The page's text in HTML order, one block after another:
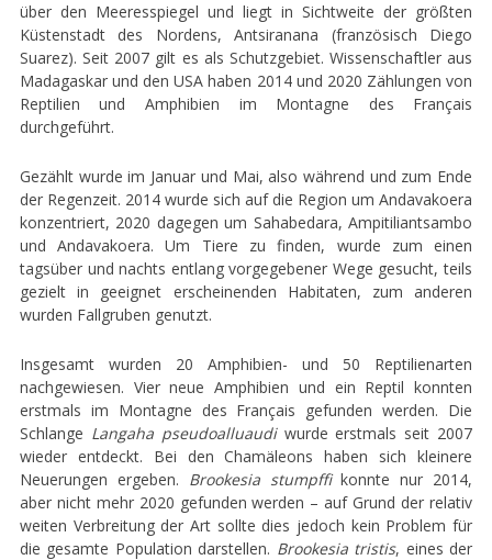
über den Meeresspiegel und liegt in Sichtweite der größten
Küstenstadt des Nordens, Antsiranana (französisch Diego
Suarez). Seit 2007 gilt es als Schutzgebiet. Wissenschaftler aus
Madagaskar und den USA haben 2014 und 2020 Zählungen von
Reptilien und Amphibien im Montagne des Français
durchgeführt.
Gezählt wurde im Januar und Mai, also während und zum Ende
der Regenzeit. 2014 wurde sich auf die Region um Andavakoera
konzentriert, 2020 dagegen um Sahabedara, Ampitiliantsambo
und Andavakoera. Um Tiere zu finden, wurde zum einen
tagsüber und nachts entlang vorgegebener Wege gesucht, teils
gezielt in geeignet erscheinenden Habitaten, zum anderen
wurden Fallgruben genutzt.
Insgesamt wurden 20 Amphibien- und 50 Reptilienarten
nachgewiesen. Vier neue Amphibien und ein Reptil konnten
erstmals im Montagne des Français gefunden werden. Die
Schlange Langaha pseudoalluaudiwurde erstmals seit 2007
wieder entdeckt. Bei den Chamäleons haben sich kleinere
Neuerungen ergeben. Brookesia stumpffikonnte nur 2014,
aber nicht mehr 2020 gefunden werden – auf Grund der relativ
weiten Verbreitung der Art sollte dies jedoch kein Problem für
die gesamte Population darstellen. Brookesia tristis, eines der